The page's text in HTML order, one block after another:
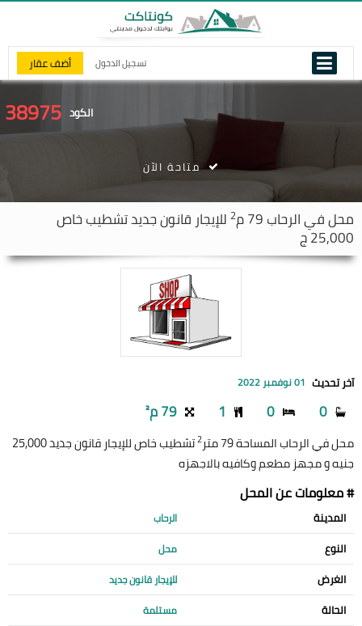
تسجيل الدخول أضف عقار
الكود 38975
محل فيالرحاب 2 للإيجار قانون جديد تشطيب خاص
25,000 ج
متاحة الآن
آخر تحديث 01 نوفمبر 2022
0
0
1 79 م²
محل في الرحاب المساحة 79 متر 2
تشطيب خاص للإيجار قانون جديد 25,000
جنيه و مجهز مطعم وكافيه بالاجهزه
# معلومات عن المحل
المدينة الرحاب
النوع محل
الغرض للإيجار قانون جديد
الحالة مستلمة